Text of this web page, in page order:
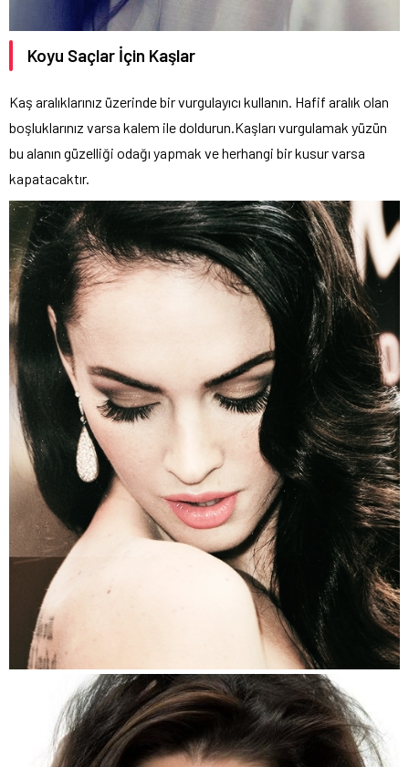
Koyu Saçlar İçin Kaşlar
Kaş aralıklarınız üzerinde bir vurgulayıcı kullanın. Hafif aralık olan
boşluklarınız varsa kalem ile doldurun.Kaşları vurgulamak yüzün
bu alanın güzelliği odağı yapmak ve herhangi bir kusur varsa
kapatacaktır.